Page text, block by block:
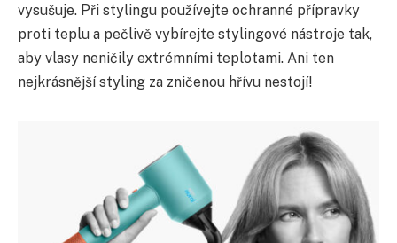
vysušuje. Při stylingu používejte ochranné přípravky
proti teplu a pečlivě vybírejte stylingové nástroje tak,
aby vlasy neničily extrémními teplotami. Ani ten
nejkrásnější styling za zničenou hřívu nestojí!